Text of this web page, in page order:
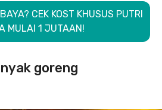
CEK KOST KHUSUS PUTRI
MULAI 1 JUTAAN!
goreng